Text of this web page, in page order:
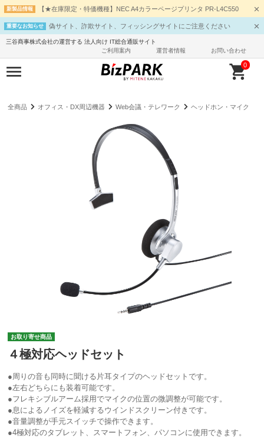
新製品情報 【★在庫限定・特価機種】NEC A4カラーページプリンタ PR-L4C550
重要なお知らせ 偽サイト、詐欺サイト、フィッシングサイトにご注意ください
三谷商事株式会社の運営する 法人向け IT総合通販サイト
ご利用案内
運営者情報 お問い合わせ
0
全商品 オフィス・DX周辺機器 Web会議・テレワーク ヘッドホン・マイク
お取り寄せ商品
４極対応ヘッドセット
●周りの音も同時に聞ける片耳タイプのヘッドセットです。
●左右どちらにも装着可能です。
●フレキシブルアーム採用でマイクの位置の微調整が可能です。
●息によるノイズを軽減するウインドスクリーン付きです。
●音量調整が手元スイッチで操作できます。
●4極対応のタブレット、スマートフォン、パソコンに使用できます。